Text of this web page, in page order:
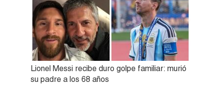
Lionel Messi recibe duro golpe familiar: murió
su padre a los 68 años